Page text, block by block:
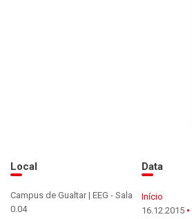
Local
Campus de Gualtar | EEG - Sala
0.04
Data
Início
16.12.2015